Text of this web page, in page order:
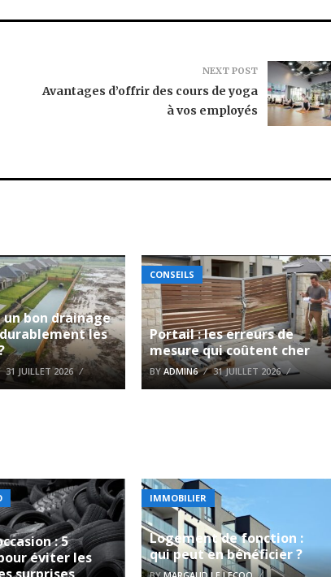
NEXT POST
Avantages d’offrir des cours de yoga
à vos employés
un bon drainage
les
31 JUILLET 2026
CONSEILS
Portail : les erreurs de
mesure qui coûtent cher
BYADMIN6 31 JUILLET 2026
: 5
éviter les
IMMOBILIER
Logement de fonction :
qui peut en bénéficier ?